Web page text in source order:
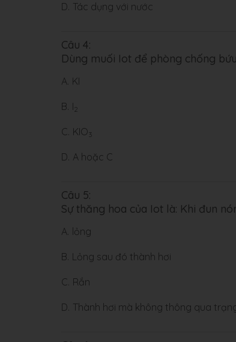
D. Tác dụng với nước
Câu 4:
Dùng muối Iot để phòng chống
A. KI
B. I2
C. KIO3
D. A hoặc C
Câu 5:
Sự thăng hoa của Iot là: Khi đun
A. lỏng
B. Lỏng sau đó thành hơi
C. Rắn
D. Thành hơi mà không thông qua